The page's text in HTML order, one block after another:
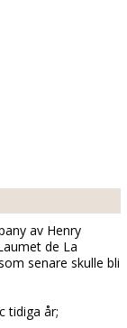
av Henry
de La
senare skulle bli
tidiga år;